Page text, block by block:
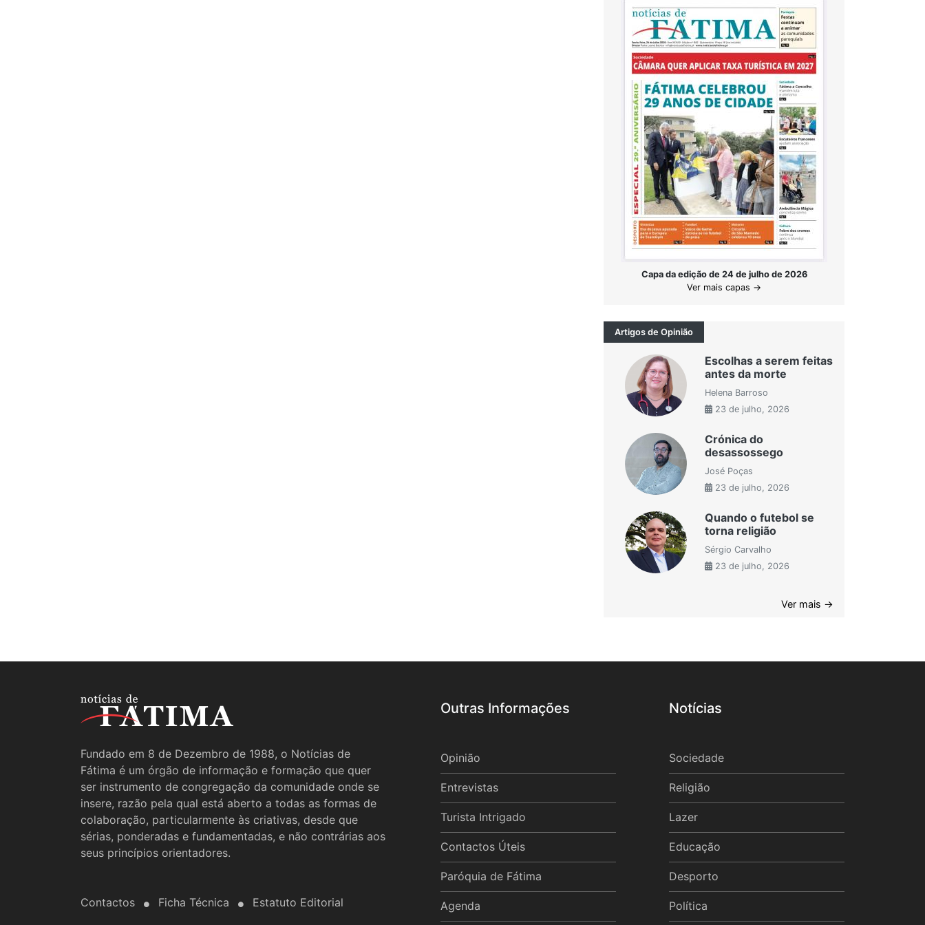
Capa da edição de 24 de julho de 2026
Ver mais capas →
Artigos de Opinião
Escolhas a serem feitas
antes da morte
Helena Barroso
23 de julho, 2026
Crónica do
desassossego
José Poças
23 de julho, 2026
Quando o futebol se
torna religião
Sérgio Carvalho
23 de julho, 2026
Ver mais →
Fundado em 8 de Dezembro de 1988, o Notícias de
Fátima é um órgão de informação e formação que quer
ser instrumento de congregação da comunidade onde se
insere, razão pela qual está aberto a todas as formas de
colaboração, particularmente às criativas, desde que
sérias, ponderadas e fundamentadas, e não contrárias aos
seus princípios orientadores.
Contactos Ficha Técnica Estatuto Editorial
Outras Informações
Opinião
Entrevistas
Turista Intrigado
Contactos Úteis
Paróquia de Fátima
Agenda
Notícias
Sociedade
Religião
Lazer
Educação
Desporto
Política